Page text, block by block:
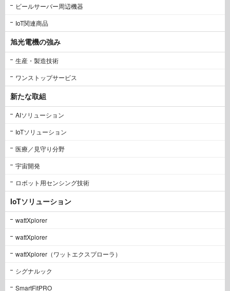
ビールサーバー周辺機器
IoT関連商品
旭光電機の強み
生産・製造技術
ワンストップサービス
新たな取組
AIソリューション
IoTソリューション
医療／見守り分野
宇宙開発
ロボット用センシング技術
IoTソリューション
wattXplorer
wattXplorer
wattXplorer（ワットエクスプローラ）
シグナルック
SmartFitPRO